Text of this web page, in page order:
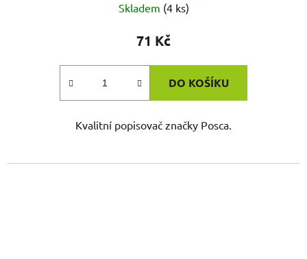
Skladem (4 ks)
71 Kč
DO KOŠÍKU
Kvalitní popisovač značky Posca.